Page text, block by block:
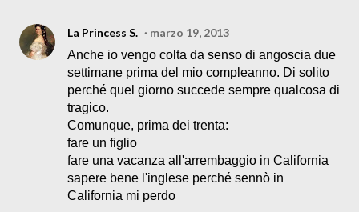
La Princess S.
marzo 19, 2013
Anche io vengo colta da senso di angoscia due
settimane prima del mio compleanno. Di solito
perché quel giorno succede sempre qualcosa di
tragico.
Comunque, prima dei trenta:
fare un figlio
fare una vacanza all'arrembaggio in California
sapere bene l'inglese perché sennò in
California mi perdo